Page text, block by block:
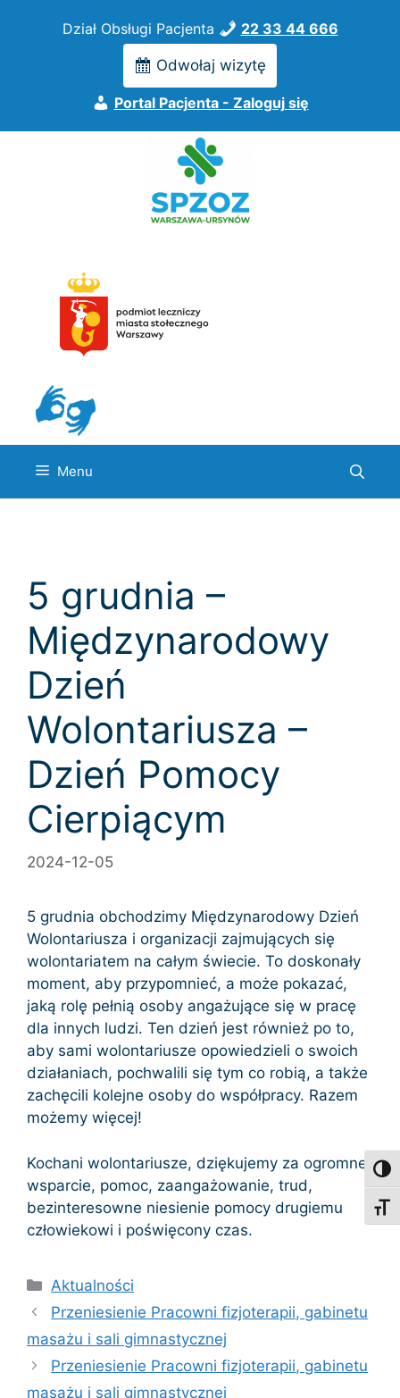
Dział Obsługi Pacjenta 22 33 44 666
Odwołaj wizytę
Portal Pacjenta - Zaloguj się
Menu
5 grudnia –
Międzynarodowy
Dzień
Wolontariusza –
Dzień Pomocy
Cierpiącym
2024-12-05
5 grudnia obchodzimy Międzynarodowy Dzień
Wolontariusza i organizacji zajmujących się
wolontariatem na całym świecie. To doskonały
moment, aby przypomnieć, a może pokazać,
jaką rolę pełnią osoby angażujące się w pracę
dla innych ludzi. Ten dzień jest również po to,
aby sami wolontariusze opowiedzieli o swoich
działaniach, pochwalili się tym co robią, a także
zachęcili kolejne osoby do współpracy. Razem
możemy więcej!
Kochani wolontariusze, dziękujemy za ogromne
wsparcie, pomoc, zaangażowanie, trud,
bezinteresowne niesienie pomocy drugiemu
człowiekowi i poświęcony czas.
Kategorie
Aktualności
Przeniesienie Pracowni fizjoterapii, gabinetu
masażu i sali gimnastycznej
Przeniesienie Pracowni fizjoterapii, gabinetu
masażu i sali gimnastycznej